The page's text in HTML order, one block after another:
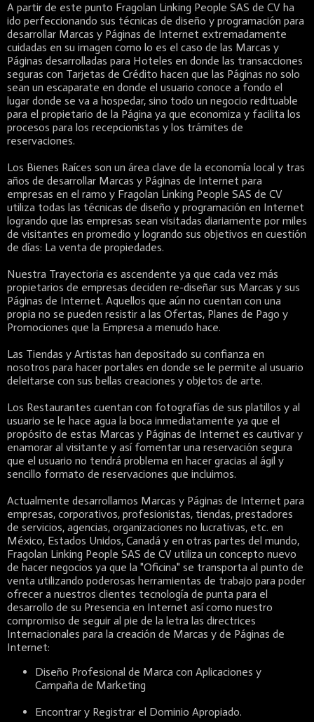
A partir de este punto Fragolan Linking People SAS de CV ha
ido perfeccionando sus técnicas de diseño y programación para
desarrollar Marcas y Páginas de Internet extremadamente
cuidadas en su imagen como lo es el caso de las Marcas y
Páginas desarrolladas para Hoteles en donde las transacciones
seguras con Tarjetas de Crédito hacen que las Páginas no solo
sean un escaparate en donde el usuario conoce a fondo el
lugar donde se va a hospedar, sino todo un negocio redituable
para el propietario de la Página ya que economiza y facilita los
procesos para los recepcionistas y los trámites de
reservaciones.
Los Bienes Raíces son un área clave de la economía local y tras
años de desarrollar Marcas y Páginas de Internet para
empresas en el ramo y Fragolan Linking People SAS de CV
utiliza todas las técnicas de diseño y programación en Internet
logrando que las empresas sean visitadas diariamente por miles
de visitantes en promedio y logrando sus objetivos en cuestión
de días: La venta de propiedades.
Nuestra Trayectoria es ascendente ya que cada vez más
propietarios de empresas deciden re-diseñar sus Marcas y sus
Páginas de Internet. Aquellos que aún no cuentan con una
propia no se pueden resistir a las Ofertas, Planes de Pago y
Promociones que la Empresa a menudo hace.
Las Tiendas y Artistas han depositado su confianza en
nosotros para hacer portales en donde se le permite al usuario
deleitarse con sus bellas creaciones y objetos de arte.
Los Restaurantes cuentan con fotografías de sus platillos y al
usuario se le hace agua la boca inmediatamente ya que el
propósito de estas Marcas y Páginas de Internet es cautivar y
enamorar al visitante y así fomentar una reservación segura
que el usuario no tendrá problema en hacer gracias al ágil y
sencillo formato de reservaciones que incluimos.
Actualmente desarrollamos Marcas y Páginas de Internet para
empresas, corporativos, profesionistas, tiendas, prestadores
de servicios, agencias, organizaciones no lucrativas, etc. en
México, Estados Unidos, Canadá y en otras partes del mundo,
Fragolan Linking People SAS de CV utiliza un concepto nuevo
de hacer negocios ya que la "Oficina" se transporta al punto de
venta utilizando poderosas herramientas de trabajo para poder
ofrecer a nuestros clientes tecnología de punta para el
desarrollo de su Presencia en Internet así como nuestro
compromiso de seguir al pie de la letra las directrices
Internacionales para la creación de Marcas y de Páginas de
Internet:
Diseño Profesional de Marca con Aplicaciones y
Campaña de Marketing
Encontrar y Registrar el Dominio Apropiado.